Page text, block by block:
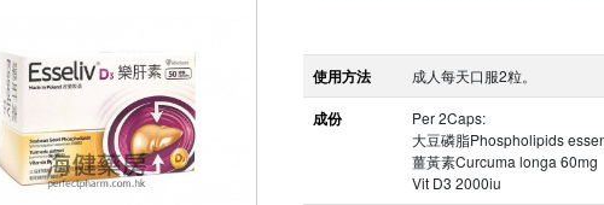
使用方法 成人每天口服2粒。
成份
Per 2Caps:
大豆磷脂Phospholipids
薑黃素Curcuma longa 60mg
Vit D3 2000iu